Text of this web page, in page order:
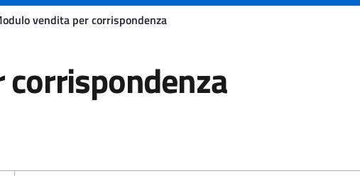
vendita per corrispondenza
- Comune di